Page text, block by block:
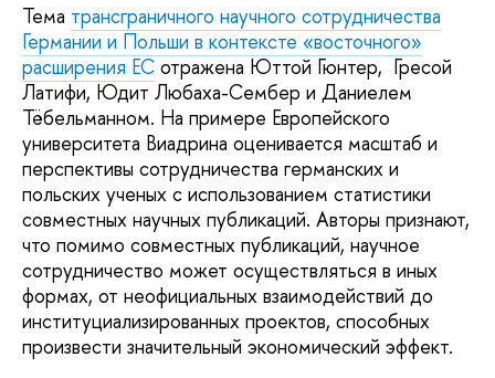
Тема трансграничного научного сотрудничества
Германии и Польши в контексте «восточного»
расширения ЕС отражена Юттой Гюнтер, Гресой
Латифи, Юдит Любаха-Сембер и Даниелем
Тёбельманном. На примере Европейского
университета Виадрина оценивается масштаб и
перспективы сотрудничества германских и
польских ученых с использованием статистики
совместных научных публикаций. Авторы признают,
что помимо совместных публикаций, научное
сотрудничество может осуществляться в иных
формах, от неофициальных взаимодействий до
институциализированных проектов, способных
произвести значительный экономический эффект.